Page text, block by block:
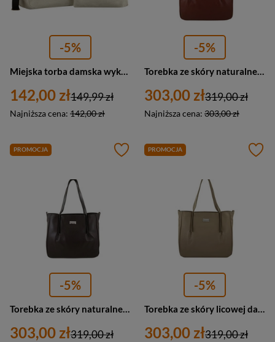
-5%
Miejska torba damska wykonana ze skóry naturalnej i włókna poliamidowego w beżowo-czarnym kolorze - Peterson
142,00 zł
Najniższa cena: 142,00 zł
149,99 zł
-5%
Torebka ze skóry naturalnej damska Barberini's 995-6 shopper A4 brązowa
303,00 zł
Najniższa cena: 303,00 zł
319,00 zł
PROMOCJA
-5%
303,00 zł319,00 zł
PROMOCJA
-5%
303,00 zł319,00 zł